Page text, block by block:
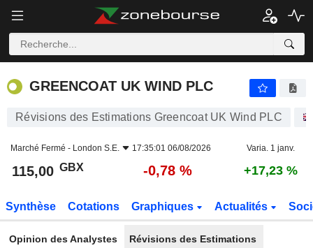
GREENCOAT UK WIND PLC
GREENCOAT UK WIND PLC
Révisions des Estimations Greencoat UK Wind PLC
Marché Fermé - London S.E. 17:35:01 06/08/2026 Varia. 1 janv.
115,00 GBX -0,78 % +17,23 %
Synthèse Cotations Graphiques Actualités
Opinion des Analystes Révisions des Estimations